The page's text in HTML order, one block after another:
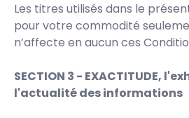
Les titres utilisés dans le
pour votre commodité
n’affecte en aucun ces
SECTION 3 - EXACTITUDE,
l'actualité des informations